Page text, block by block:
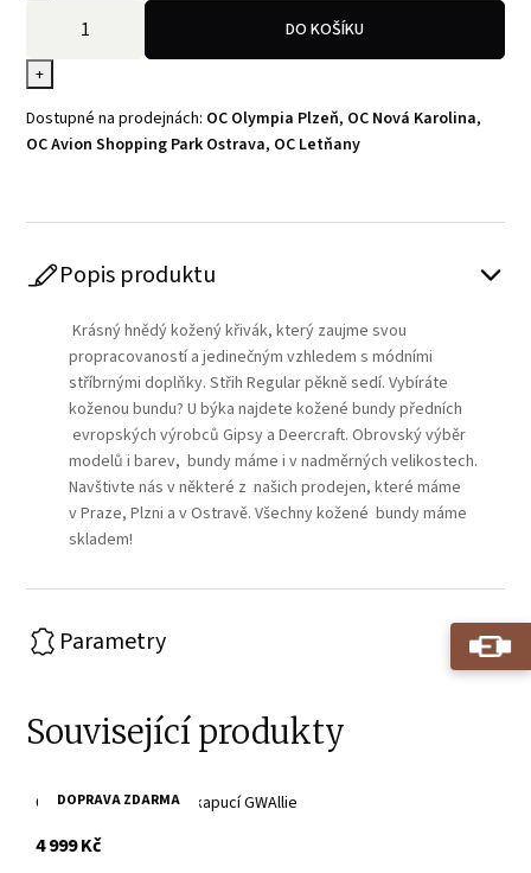
+
DO KOŠÍKU
Dostupné na prodejnách: OC Olympia Plzeň, OC Nová Karolina,
OC Avion Shopping Park Ostrava, OC Letňany
Popis produktu
Krásný hnědý kožený křivák, který zaujme svou
propracovaností a jedinečným vzhledem s módními
stříbrnými doplňky. Střih Regular pěkně sedí. Vybíráte
koženou bundu? U býka najdete kožené bundy předních
evropských výrobců Gipsy a Deercraft. Obrovský výběr
modelů i barev, bundy máme i v nadměrných velikostech.
Navštivte nás v některé z našich prodejen, které máme
v Praze, Plzni a v Ostravě. Všechny kožené bundy máme
skladem!
Parametry
Související produkty
DOPRAVA ZDARMA
Černá kožená bunda s kapucí GWAllie
4 999 Kčs DPH